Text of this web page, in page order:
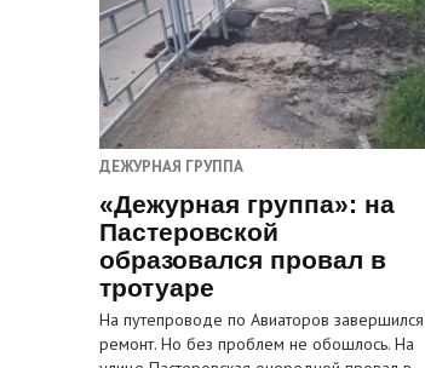
ДЕЖУРНАЯ ГРУППА
«Дежурная группа»: на
Пастеровской
образовался провал в
тротуаре
На путепроводе по Авиаторов завершился
ремонт. Но без проблем не обошлось. На